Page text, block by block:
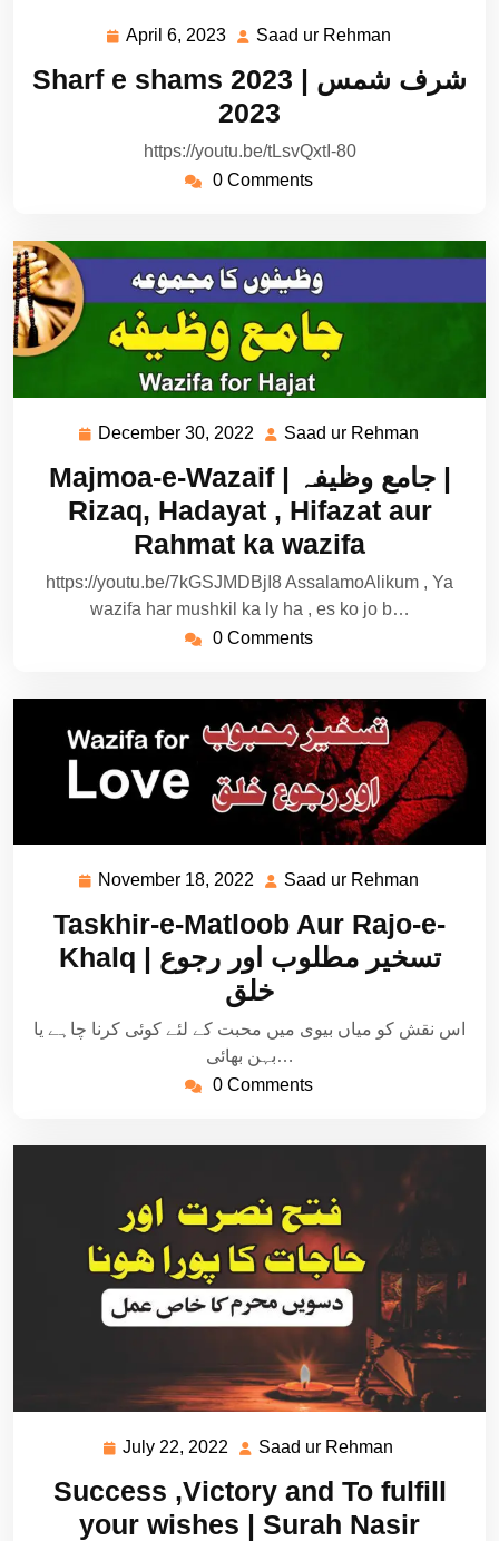
April 6, 2023 April
2023
Saad ur Rehman
Rehman
Sharf e shams 2023 | شرف شمس
2023
https://youtu.be/tLsvQxtI-80
0 Comments
December 30, 2022 December
2022
Saad ur Rehman
Rehman
Majmoa-e-Wazaif | جامع وظیفہ |
Rizaq, Hadayat , Hifazat aur
Rahmat ka wazifa
https://youtu.be/7kGSJMDBjI8 AssalamoAlikum , Ya
wazifa har mushkil ka ly ha , es ko jo b…
0 Comments
November 18, 2022 November
2022
Saad ur Rehman
Rehman
Taskhir-e-Matloob Aur Rajo-e-
Khalq | تسخیر مطلوب اور رجوع
خلق
اس نقش کو میاں بیوی میں محبت کے لئے کوئی کرنا چاہے یا
بہن بھائی…
0 Comments
July 22, 2022
July
2022
Saad ur Rehman
Rehman
Success ,Victory and To fulfill
your wishes | Surah Nasir